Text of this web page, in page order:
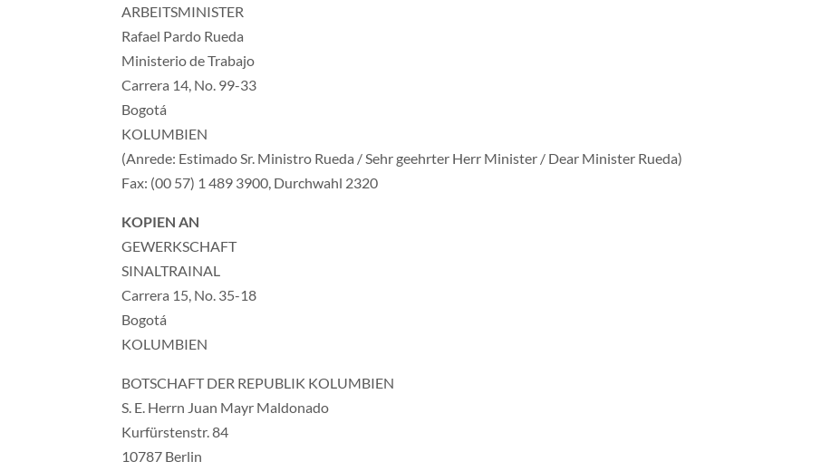
ARBEITSMINISTER
Rafael Pardo Rueda
Ministerio de Trabajo
Carrera 14, No. 99-33
Bogotá
KOLUMBIEN
(Anrede: Estimado Sr. Ministro Rueda / Sehr geehrter Herr Minister / Dear Minister Rueda)
Fax: (00 57) 1 489 3900, Durchwahl 2320
KOPIEN AN
GEWERKSCHAFT
SINALTRAINAL
Carrera 15, No. 35-18
Bogotá
KOLUMBIEN
BOTSCHAFT DER REPUBLIK KOLUMBIEN
S. E. Herrn Juan Mayr Maldonado
Kurfürstenstr. 84
10787 Berlin